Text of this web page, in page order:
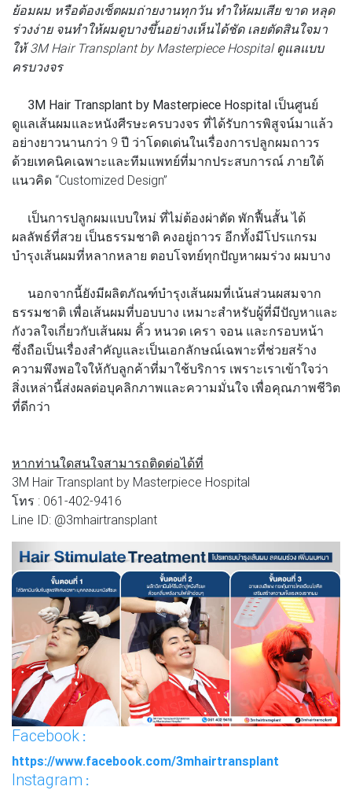
ย้อมผม หรือต้องเซ็ตผมถ่ายงานทุกวัน ทำให้ผมเสีย ขาด หลุด
ร่วงง่าย จนทำให้ผมดูบางขึ้นอย่างเห็นได้ชัด เลยตัดสินใจมา
ให้ 3M Hair Transplant by Masterpiece Hospital ดูแลแบบ
ครบวงจร
3M Hair Transplant by Masterpiece Hospital เป็นศูนย์
ดูแลเส้นผมและหนังศีรษะครบวงจร ที่ได้รับการพิสูจน์มาแล้ว
อย่างยาวนานกว่า 9 ปี ว่าโดดเด่นในเรื่องการปลูกผมถาวร
ด้วยเทคนิคเฉพาะและทีมแพทย์ที่มากประสบการณ์ ภายใต้
แนวคิด “Customized Design”
เป็นการปลูกผมแบบใหม่ ที่ไม่ต้องผ่าตัด พักฟื้นสั้น ได้
ผลลัพธ์ที่สวย เป็นธรรมชาติ คงอยู่ถาวร อีกทั้งมีโปรแกรม
บำรุงเส้นผมที่หลากหลาย ตอบโจทย์ทุกปัญหาผมร่วง ผมบาง
นอกจากนี้ยังมีผลิตภัณฑ์บำรุงเส้นผมที่เน้นส่วนผสมจาก
ธรรมชาติ เพื่อเส้นผมที่บอบบาง เหมาะสำหรับผู้ที่มีปัญหาและ
กังวลใจเกี่ยวกับเส้นผม คิ้ว หนวด เครา จอน และกรอบหน้า
ซึ่งถือเป็นเรื่องสำคัญและเป็นเอกลักษณ์เฉพาะที่ช่วยสร้าง
ความพึงพอใจให้กับลูกค้าที่มาใช้บริการ เพราะเราเข้าใจว่า
สิ่งเหล่านี้ส่งผลต่อบุคลิกภาพและความมั่นใจ เพื่อคุณภาพชีวิต
ที่ดีกว่า
หากท่านใดสนใจสามารถติดต่อได้ที่
3M Hair Transplant by Masterpiece Hospital
โทร : 061-402-9416
Line ID: @3mhairtransplant
Facebook :
https://www.facebook.com/3mhairtransplant
Instagram :